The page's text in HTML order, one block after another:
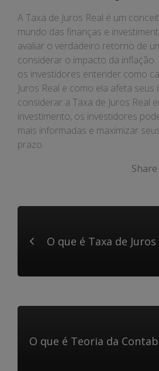
A Taxa de Juros Real é um
mundo das finanças e
avaliar o verdadeiro retorno de
considerar o impacto da
os investidores entender como
Juros Real e como ela afeta seus
considerar a Taxa de Juros Real
investimento, os investidores
mais informadas e maximizar
prazo.
O que é Taxa de
O que é Teoria da